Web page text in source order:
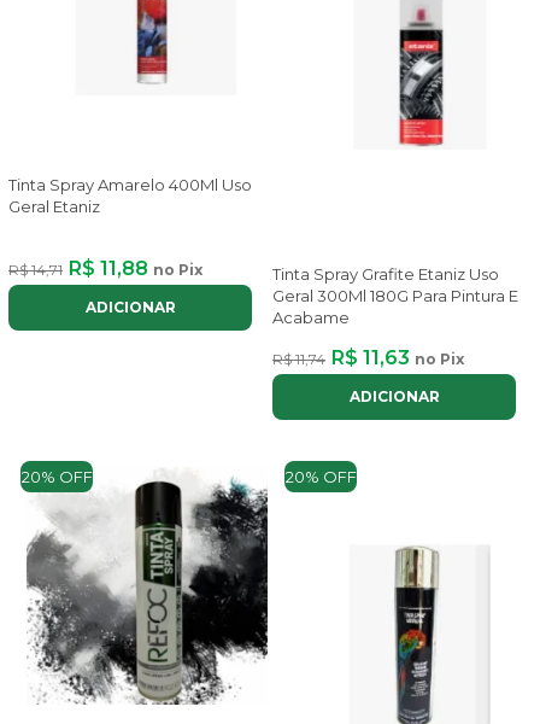
Tinta Spray Amarelo 400Ml Uso
Geral Etaniz
R$ 14,71 R$ 11,88 no Pix
ADICIONAR
Tinta Spray Grafite Etaniz Uso
Geral 300Ml 180G Para Pintura E
Acabame
R$ 11,74 R$ 11,63 no Pix
ADICIONAR
20% OFF 20% OFF